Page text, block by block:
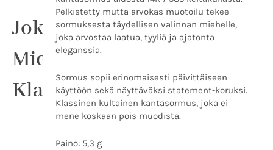
Jokaisen
Miehen
Klassikko
Pelkistetty mutta arvokas muotoilu tekee
sormuksesta täydellisen valinnan miehelle,
joka arvostaa laatua, tyyliä ja ajatonta
eleganssia.
Sormus sopii erinomaisesti päivittäiseen
käyttöön sekä näyttäväksi statement-koruksi.
Klassinen kultainen kantasormus, joka ei
mene koskaan pois muodista.
Paino: 5,3 g